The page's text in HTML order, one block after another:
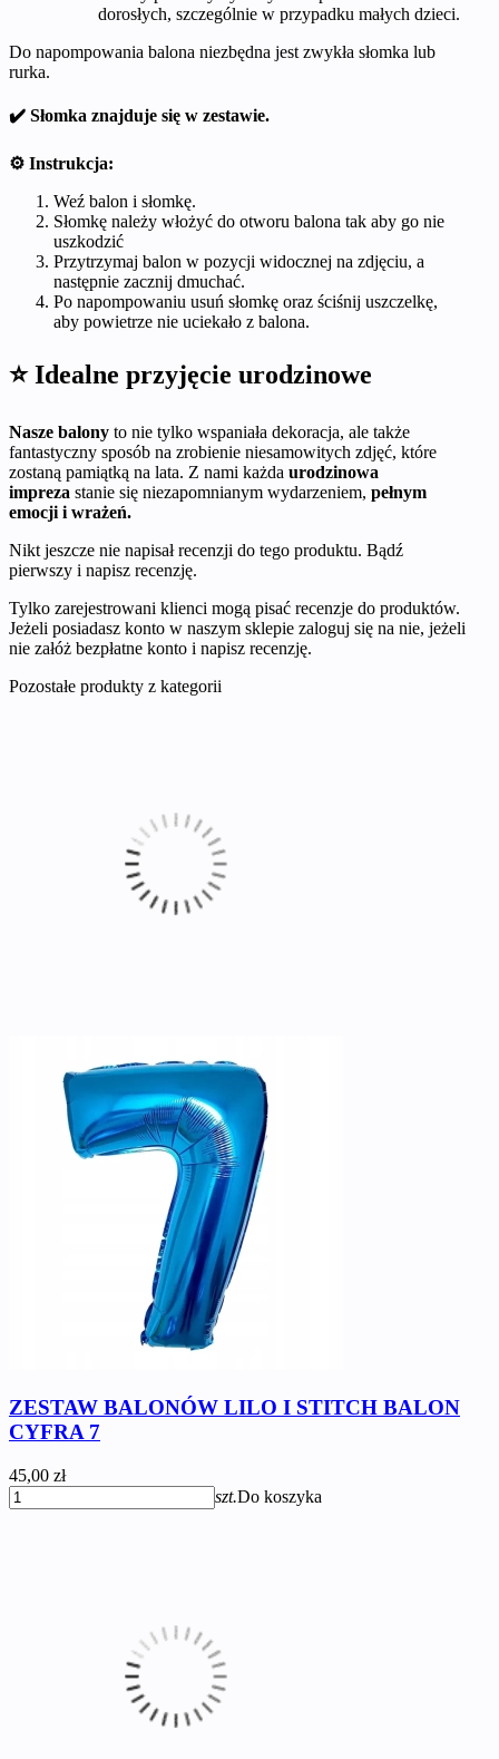
dorosłych, szczególnie w przypadku małych dzieci.
Do napompowania balona niezbędna jest zwykła słomka lub
rurka.
✔️ Słomka znajduje się w zestawie.
⚙️ Instrukcja:
Weź balon i słomkę.
Słomkę należy włożyć do otworu balona tak aby go nie
uszkodzić
Przytrzymaj balon w pozycji widocznej na zdjęciu, a
następnie zacznij dmuchać.
Po napompowaniu usuń słomkę oraz ściśnij uszczelkę,
aby powietrze nie uciekało z balona.
⭐ Idealne przyjęcie urodzinowe
Nasze balony to nie tylko wspaniała dekoracja, ale także
fantastyczny sposób na zrobienie niesamowitych zdjęć, które
zostaną pamiątką na lata. Z nami każda urodzinowa
impreza stanie się niezapomnianym wydarzeniem, pełnym
emocji i wrażeń.
Nikt jeszcze nie napisał recenzji do tego produktu. Bądź
pierwszy i napisz recenzję.
Tylko zarejestrowani klienci mogą pisać recenzje do produktów.
Jeżeli posiadasz konto w naszym sklepie zaloguj się na nie, jeżeli
nie załóż bezpłatne konto i napisz recenzję.
Pozostałe produkty z kategorii
ZESTAW BALONÓW LILO I STITCH BALON
CYFRA 7
45,00 zł
szt.Do koszyka